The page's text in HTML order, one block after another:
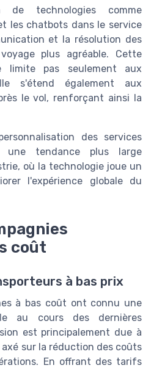
de technologies comme
les chatbots dans le service
et la résolution des
plus agréable. Cette
limite pas seulement aux
s'étend également aux
le vol, renforçant ainsi la
des services
une tendance plus large
où la technologie joue un
l'expérience globale du
coût
à bas prix
à bas coût ont connu une
au cours des dernières
est principalement due à
sur la réduction des coûts
En offrant des tarifs